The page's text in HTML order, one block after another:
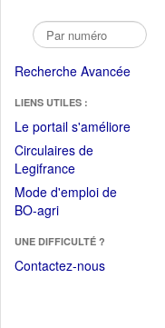
Recherche Avancée
LIENS UTILES :
Le portail s'améliore(Fichier
Circulaires de
Legifrance(Ouvrir
dans
une
fenêtre)
Mode d'emploi de
BO-agri(Ouvrir
une
nouvelle
UNE DIFFICULTÉ ?
Contactez-nous